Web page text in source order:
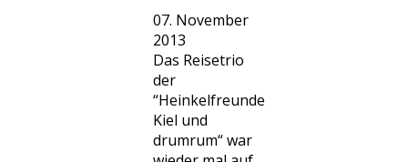
07. November
2013
Das Reisetrio
der
“Heinkelfreunde
Kiel und
drumrum“ war